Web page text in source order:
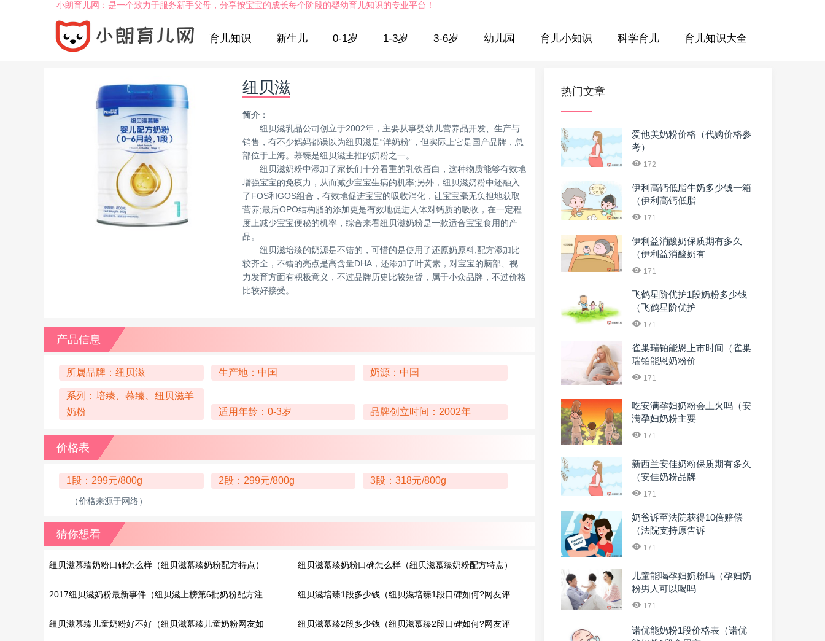
小朗育儿网：是一个致力于服务新手父母，分享按宝宝的成长每个阶段的婴幼育儿知识的专业平台！
育儿知识 新生儿 0-1岁 1-3岁 3-6岁 幼儿园 育儿小知识 科学育儿 育儿知识大全
纽贝滋
简介：
纽贝滋乳品公司创立于2002年，主要从事婴幼儿营养品开发、生产与
销售，有不少妈妈都误以为纽贝滋是“洋奶粉”，但实际上它是国产品牌，总
部位于上海。慕臻是纽贝滋主推的奶粉之一。
纽贝滋奶粉中添加了家长们十分看重的乳铁蛋白，这种物质能够有效地
增强宝宝的免疫力，从而减少宝宝生病的机率;另外，纽贝滋奶粉中还融入
了FOS和GOS组合，有效地促进宝宝的吸收消化，让宝宝毫无负担地获取
营养;最后OPO结构脂的添加更是有效地促进人体对钙质的吸收，在一定程
度上减少宝宝便秘的机率，综合来看纽贝滋奶粉是一款适合宝宝食用的产
品。
纽贝滋培臻的奶源是不错的，可惜的是使用了还原奶原料;配方添加比
较齐全，不错的亮点是高含量DHA，还添加了叶黄素，对宝宝的脑部、视
力发育方面有积极意义，不过品牌历史比较短暂，属于小众品牌，不过价格
比较好接受。
产品信息
所属品牌：纽贝滋 生产地：中国 奶源：中国
系列：培臻、慕臻、纽贝滋羊
奶粉
适用年龄：0-3岁 品牌创立时间：2002年
价格表
1段：299元/800g 2段：299元/800g 3段：318元/800g
（价格来源于网络）
猜你想看
纽贝滋慕臻奶粉口碑怎么样（纽贝滋慕臻奶粉配方特点） 纽贝滋慕臻奶粉口碑怎么样（纽贝滋慕臻奶粉配方特点）
2017纽贝滋奶粉最新事件（纽贝滋上榜第6批奶粉配方注
册通过名单）
纽贝滋培臻1段多少钱（纽贝滋培臻1段口碑如何?网友评
价）
纽贝滋慕臻儿童奶粉好不好（纽贝滋慕臻儿童奶粉网友如 纽贝滋慕臻2段多少钱（纽贝滋慕臻2段口碑如何?网友评
热门文章
爱他美奶粉价格（代购价格参
考）
172
伊利高钙低脂牛奶多少钱一箱
（伊利高钙低脂
171
伊利益消酸奶保质期有多久
（伊利益消酸奶有
171
飞鹤星阶优护1段奶粉多少钱
（飞鹤星阶优护
171
雀巢瑞铂能恩上市时间（雀巢
瑞铂能恩奶粉价
171
吃安满孕妇奶粉会上火吗（安
满孕妇奶粉主要
171
新西兰安佳奶粉保质期有多久
（安佳奶粉品牌
171
奶爸诉至法院获得10倍赔偿
（法院支持原告诉
171
儿童能喝孕妇奶粉吗（孕妇奶
粉男人可以喝吗
171
诺优能奶粉1段价格表（诺优